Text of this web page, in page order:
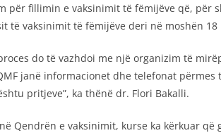
për fillimin e vaksinimit të fëmijëve që, për
vaksinimit të fëmijëve deri në moshën 18
do të vazhdoi me një organizim të
janë informacionet dhe telefonat
pritjeve”, ka thënë dr. Flori Bakalli.
Qendrën e vaksinimit, kurse ka kërkuar